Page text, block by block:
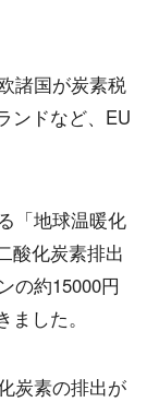
諸国が炭素税
ンドなど、EU
「地球温暖化
酸化炭素排出
の約15000円
した。
炭素の排出が